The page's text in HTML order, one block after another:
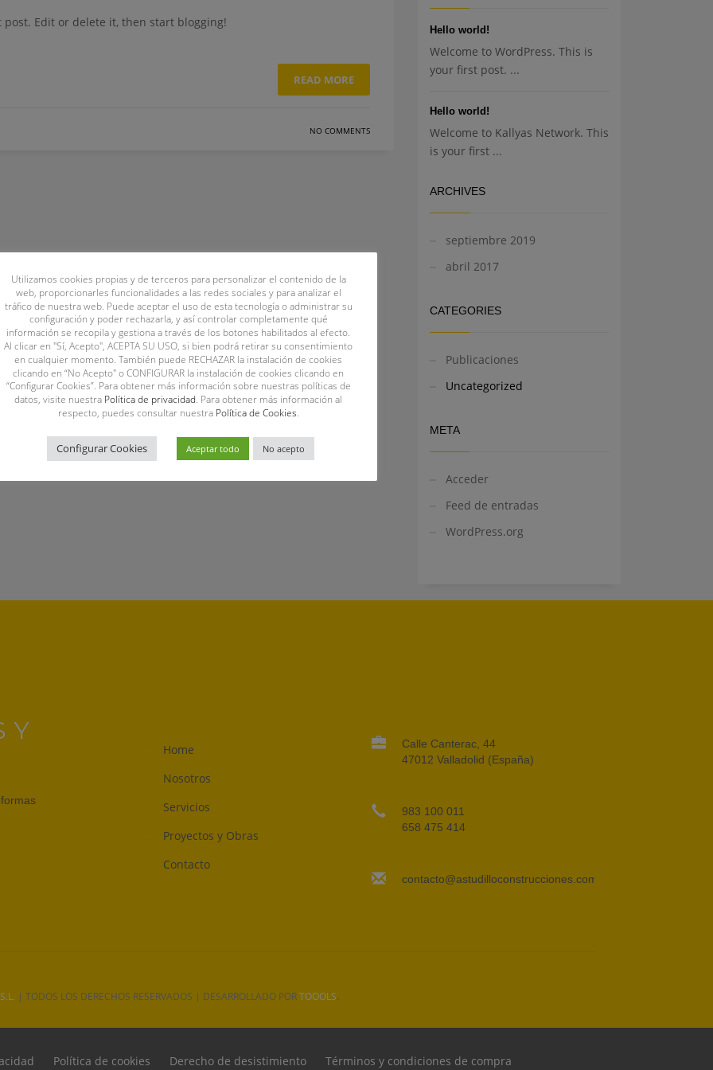
post. Edit or delete it, then start blogging!
READ MORE
NO COMMENTS
Hello world!
Welcome to WordPress. This is
your first post. ...
Hello world!
Welcome to Kallyas Network. This
is your first ...
ARCHIVES
septiembre 2019
abril 2017
CATEGORIES
Publicaciones
Uncategorized
META
Acceder
Feed de entradas
WordPress.org
Y
Home
Nosotros
Servicios
Proyectos y Obras
Contacto
Calle Canterac, 44
47012 Valladolid (España)
983 100 011
658 475 414
contacto@astudilloconstrucciones.com
| TODOS LOS DERECHOS RESERVADOS | DESARROLLADO PORTOOOLS.
Política de cookies Derecho de desistimiento Términos y condiciones de compra
Utilizamos cookies propias y de terceros para personalizar el contenido de la
web, proporcionarles funcionalidades a las redes sociales y para analizar el
tráfico de nuestra web. Puede aceptar el uso de esta tecnología o administrar su
configuración y poder rechazarla, y así controlar completamente qué
información se recopila y gestiona a través de los botones habilitados al efecto.
Al clicar en "Sí, Acepto", ACEPTA SU USO, si bien podrá retirar su consentimiento
en cualquier momento. También puede RECHAZAR la instalación de cookies
clicando en “No Acepto" o CONFIGURAR la instalación de cookies clicando en
“Configurar Cookies”. Para obtener más información sobre nuestras políticas de
datos, visite nuestra Política de privacidad. Para obtener más información al
respecto, puedes consultar nuestra Política de Cookies.
Configurar Cookies Aceptar todo No acepto